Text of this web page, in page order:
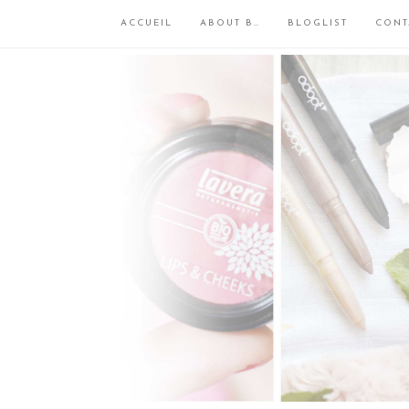
ACCUEIL ABOUT B… BLOGLIST